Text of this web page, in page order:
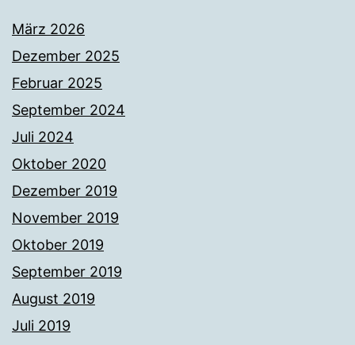
März 2026
Dezember 2025
Februar 2025
September 2024
Juli 2024
Oktober 2020
Dezember 2019
November 2019
Oktober 2019
September 2019
August 2019
Juli 2019